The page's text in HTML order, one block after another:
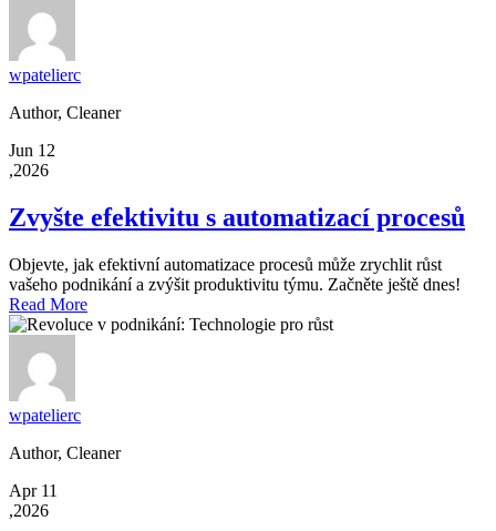
wpatelierc
Author, Cleaner
Jun 12
,2026
Zvyšte efektivitu s automatizací procesů
Objevte, jak efektivní automatizace procesů může zrychlit růst
vašeho podnikání a zvýšit produktivitu týmu. Začněte ještě dnes!
Read More
wpatelierc
Author, Cleaner
Apr 11
,2026